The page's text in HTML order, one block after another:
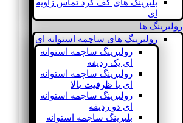
بلبرینگ های کف گرد تماس زاویه
ای
رولبرینگ ها
رولبرینگ های ساچمه استوانه ای
رولبرینگ ساچمه استوانه
ای یک ردیفه
رولبرینگ ساچمه استوانه
ای با ظرفیت بالا
رولبرینگ ساچمه استوانه
ای دو ردیفه
بلبرینگ ساچمه استوانه